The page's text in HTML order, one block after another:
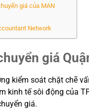
giá của MAN
Network
giá
kiểm soát chặt chẽ
kinh tế sôi động của
giá.